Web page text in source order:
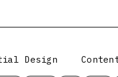
Design